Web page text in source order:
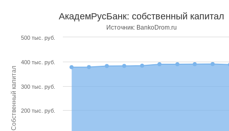
Собственный капитал
АкадемРусБанк: собственный капитал
Источник: BankoDrom.ru
200 тыс. руб.
300 тыс. руб.
400 тыс. руб.
500 тыс. руб.